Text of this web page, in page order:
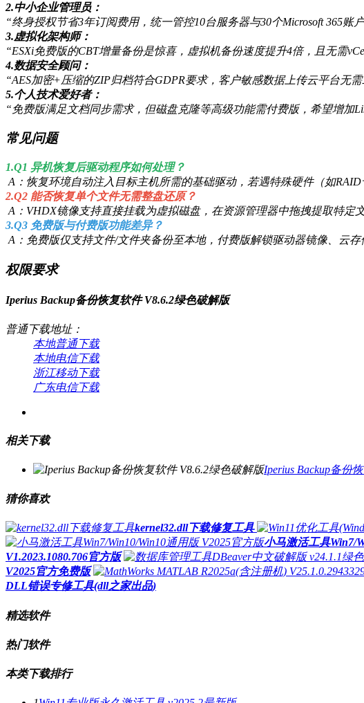
2.中小企业管理员：
“终身授权节省3年订阅费用，统一管控10台服务器与30个Microsoft 365账
3.虚拟化架构师：
“ESXi免费版的CBT增量备份是惊喜，虚拟机备份速度提升4倍，且无需
4.数据安全顾问：
“AES加密+压缩的ZIP归档符合GDPR要求，客户敏感数据上传云平台无
5.个人技术爱好者：
“免费版满足文档同步需求，但磁盘克隆等高级功能需付费版，希望增加
常见问题
1.Q1 异机恢复后驱动程序如何处理？
A：恢复环境自动注入目标主机所需的基础驱动，若遇特殊硬件（如
2.Q2 能否恢复单个文件无需整盘还原？
A：VHDX镜像支持直接挂载为虚拟磁盘，在资源管理器中拖拽提取特定
3.Q3 免费版与付费版功能差异？
A：免费版仅支持文件/文件夹备份至本地，付费版解锁驱动器镜像、云
权限要求
Iperius Backup备份恢复软件 V8.6.2绿色破解版
普通下载地址：
本地普通下载
本地电信下载
浙江移动下载
广东电信下载
相关下载
Iperius Backup备份
猜你喜欢
kernel32.dll下载修复工具
小马激活工具Win7/
V1.2023.1080.706官方版
V2025官方免费版
DLL错误专修工具(dll之家出品)
精选软件
热门软件
本类下载排行